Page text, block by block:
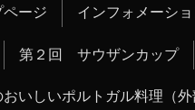
ページ インフォメーシ
第２回 サウザンカップ
いしいポルトガル料理（外